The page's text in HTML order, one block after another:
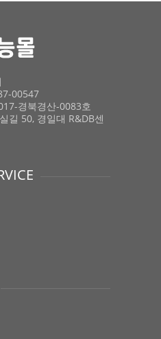
00547
경북경산-0083호
길 50, 경일대 R&DB센